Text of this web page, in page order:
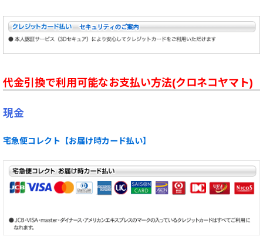
代金引換で利用可能なお支払い方法(クロネコヤマト)
現金
宅急便コレクト【お届け時カード払い】